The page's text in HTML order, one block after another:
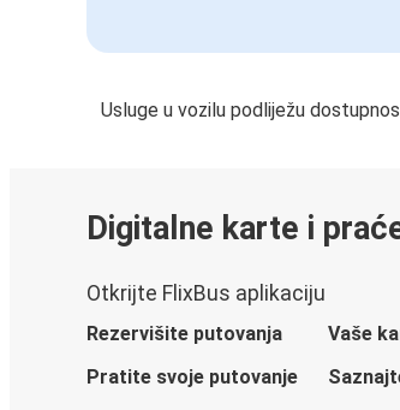
Usluge u vozilu podliježu
Digitalne karte i
Otkrijte FlixBus aplikaciju
Rezervišite putovanja
Vaše
Pratite svoje putovanje